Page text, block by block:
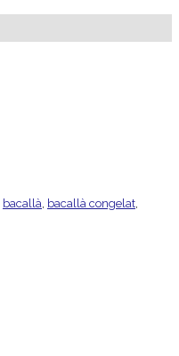
bacallà, bacallà congelat,